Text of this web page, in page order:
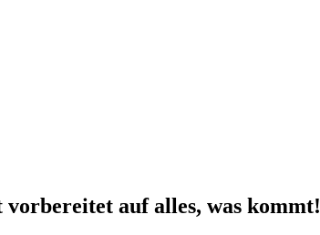
auf alles, was kommt!